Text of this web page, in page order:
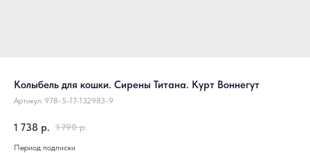
Колыбель для кошки. Сирены Титана. Курт Воннегут
Артикул: 978-5-17-132983-9
1 738 р. 1 790 р.
Период подписки